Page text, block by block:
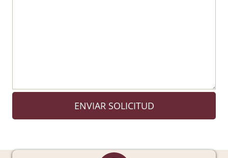
ENVIAR SOLICITUD